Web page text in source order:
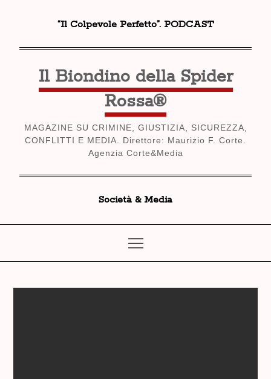
“Il Colpevole Perfetto”. PODCAST
Il Biondino della Spider
Rossa®
MAGAZINE SU CRIMINE, GIUSTIZIA, SICUREZZA,
CONFLITTI E MEDIA. Direttore: Maurizio F. Corte.
Agenzia Corte&Media
Società & Media